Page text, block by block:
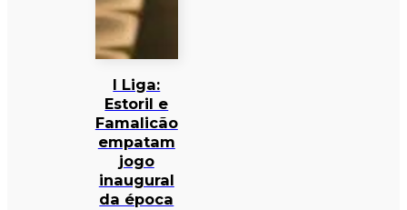
I Liga:
Estoril e
Famalicão
empatam
jogo
inaugural
da época